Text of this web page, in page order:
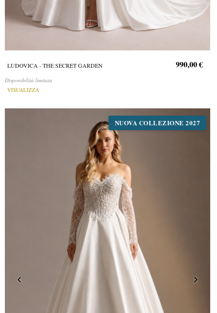
LUDOVICA - THE SECRET GARDEN
Disponibilità limitata
VISUALIZZA
990,00 €
NUOVA COLLEZIONE 2027